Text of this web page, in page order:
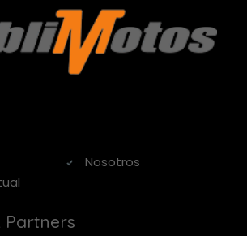
Nosotros
Partners